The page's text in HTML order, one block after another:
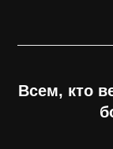
Всем, кто